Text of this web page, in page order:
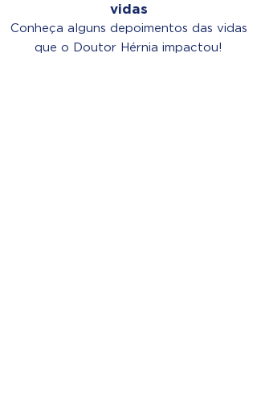
vidas
Conheça alguns depoimentos das vidas
que o Doutor Hérnia impactou!